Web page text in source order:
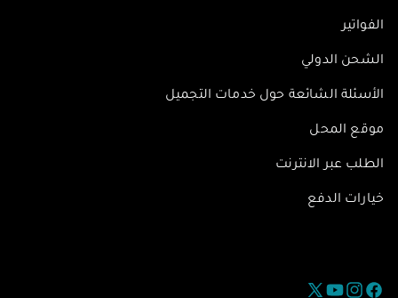
الفواتير
الشحن الدولي
الأسئلة الشائعة حول خدمات التجميل
موقع المحل
الطلب عبر الانترنت
خيارات الدفع